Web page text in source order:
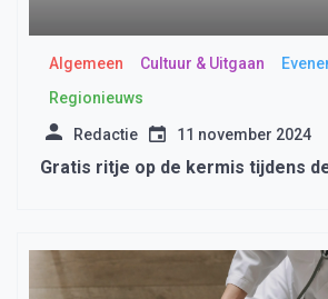
Algemeen Cultuur & Uitgaan
Regionieuws
Redactie 11 november 2024
Gratis ritje op de kermis tijdens